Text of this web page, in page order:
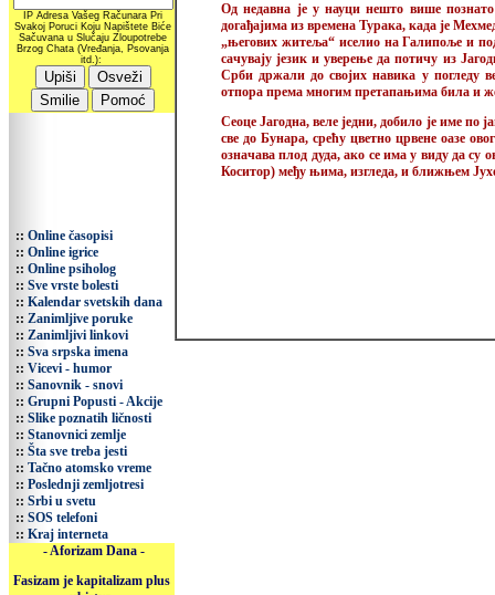
:: Online časopisi
:: Online igrice
:: Online psiholog
:: Sve vrste bolesti
:: Kalendar svetskih dana
:: Zanimljive poruke
:: Zanimljivi linkovi
:: Sva srpska imena
:: Vicevi - humor
:: Sanovnik - snovi
:: Grupni Popusti - Akcije
:: Slike poznatih ličnosti
:: Stanovnici zemlje
:: Šta sve treba jesti
:: Tačno atomsko vreme
:: Poslednji zemljotresi
:: Srbi u svetu
:: SOS telefoni
:: Kraj interneta
- Aforizam Dana -
Fasizam je kapitalizam plus
Од недавна је у науци нешто више
догађајима из времена Турака, када је
„његових житеља“ иселио на Галипоље и
сачувају језик и уверење да потичу из
Срби држали до својих навика у погледу
отпора према многим претапањима била и
Сеоце Јагодна, веле једни, добило је име по
све до Бунара, срећу цветно црвене оазе
означава плод дуда, ако се има у виду да
Коситор) међу њима, изгледа, и ближњем